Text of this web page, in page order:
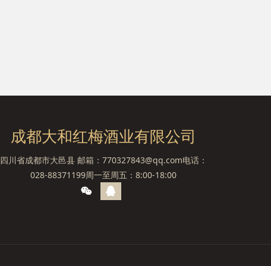
成都大和红梅酒业有限公司
四川省成都市大邑县 邮箱：770327843@qq.com电话：
028-88371199周一至周五：8:00-18:00